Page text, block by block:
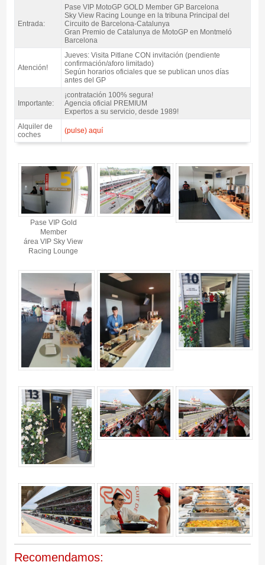
Entrada:
Pase VIP MotoGP GOLD Member GP Barcelona
Sky View Racing Lounge en la tribuna Principal del
Circuito de Barcelona-Catalunya
Gran Premio de Catalunya de MotoGP en Montmeló
Barcelona
Atención!
Jueves: Visita Pitlane CON invitación (pendiente
confirmación/aforo limitado)
Según horarios oficiales que se publican unos días
antes del GP
Importante:
¡contratación 100% segura!
Agencia oficial PREMIUM
Expertos a su servicio, desde 1989!
Alquiler de
coches
(pulse) aquí
Pase VIP Gold
Member
área VIP Sky View
Racing Lounge
Recomendamos: